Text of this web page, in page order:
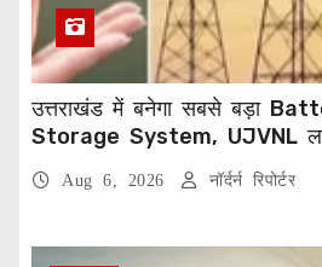
उत्तराखंड में बनेगा सबसे बड़ा
Storage System, UJVNL
प्रोजेक्ट
Aug 6, 2026 नॉर्दर्न रिपोर्टर